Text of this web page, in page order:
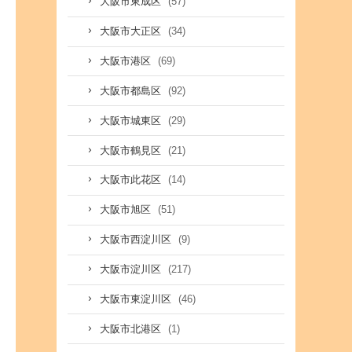
大阪市大正区 (34)
大阪市港区 (69)
大阪市都島区 (92)
大阪市城東区 (29)
大阪市鶴見区 (21)
大阪市此花区 (14)
大阪市旭区 (51)
大阪市西淀川区 (9)
大阪市淀川区 (217)
大阪市東淀川区 (46)
大阪市北港区 (1)